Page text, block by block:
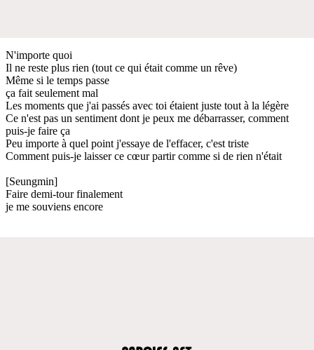
N'importe quoi
Il ne reste plus rien (tout ce qui était comme un rêve)
Même si le temps passe
ça fait seulement mal
Les moments que j'ai passés avec toi étaient juste tout à la légère
Ce n'est pas un sentiment dont je peux me débarrasser, comment
puis-je faire ça
Peu importe à quel point j'essaye de l'effacer, c'est triste
Comment puis-je laisser ce cœur partir comme si de rien n'était
[Seungmin]
Faire demi-tour finalement
je me souviens encore